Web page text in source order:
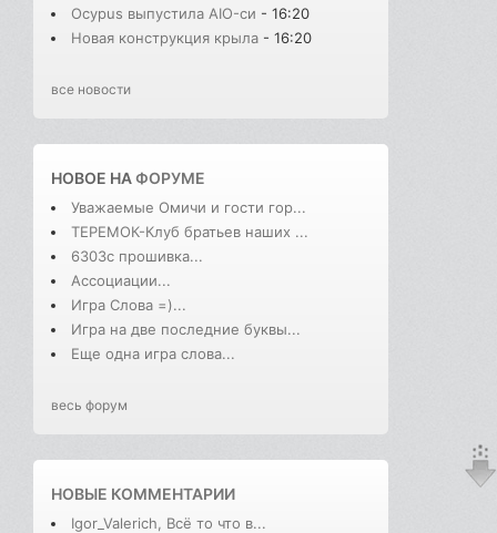
Ocypus выпустила AIO-си - 16:20
Новая конструкция крыла - 16:20
все новости
НОВОЕ НАФОРУМЕ
Уважаемые Омичи и гости гор...
ТЕРЕМОК-Клуб братьев наших ...
6303с прошивка...
Ассоциации...
Игра Слова =)...
Игра на две последние буквы...
Еще одна игра слова...
весь форум
НОВЫЕ КОММЕНТАРИИ
Igor_Valerich, Всё то что в...